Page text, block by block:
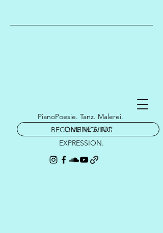
PianoPoesie. Tanz. Malerei.
BECOME MOVING
EXPRESSION.
ONLINE SHOP